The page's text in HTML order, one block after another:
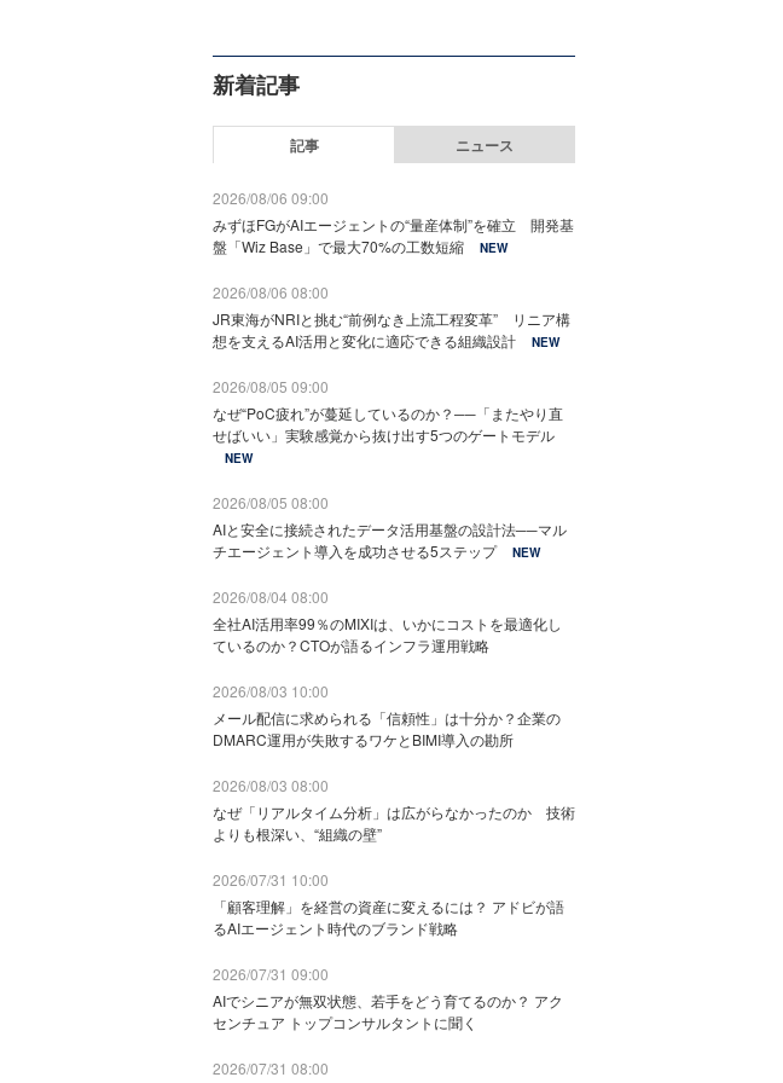
新着記事
記事 ニュース
2026/08/06 09:00
みずほFGがAIエージェントの“量産体制”を確立 開発基
盤「Wiz Base」で最大70%の工数短縮
NEW
2026/08/06 08:00
JR東海がNRIと挑む“前例なき上流工程変革” リニア構
想を支えるAI活用と変化に適応できる組織設計
NEW
2026/08/05 09:00
なぜ“PoC疲れ”が蔓延しているのか？──「またやり直
せばいい」実験感覚から抜け出す5つのゲートモデル
NEW
2026/08/05 08:00
AIと安全に接続されたデータ活用基盤の設計法──マル
チエージェント導入を成功させる5ステップ
NEW
2026/08/04 08:00
全社AI活用率99％のMIXIは、いかにコストを最適化し
ているのか？CTOが語るインフラ運用戦略
2026/08/03 10:00
メール配信に求められる「信頼性」は十分か？企業の
DMARC運用が失敗するワケとBIMI導入の勘所
2026/08/03 08:00
なぜ「リアルタイム分析」は広がらなかったのか 技術
よりも根深い、“組織の壁”
2026/07/31 10:00
「顧客理解」を経営の資産に変えるには？ アドビが語
るAIエージェント時代のブランド戦略
2026/07/31 09:00
AIでシニアが無双状態、若手をどう育てるのか？ アク
センチュア トップコンサルタントに聞く
2026/07/31 08:00